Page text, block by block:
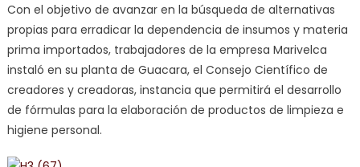
desarrollo tecnológico y productivo
comunal
Con el objetivo de avanzar en la búsqueda de alternativas
propias para erradicar la dependencia de insumos y materia
prima importados, trabajadores de la empresa Marivelca
instaló en su planta de Guacara, el Consejo Científico de
creadores y creadoras, instancia que permitirá el desarrollo
de fórmulas para la elaboración de productos de limpieza e
higiene personal.